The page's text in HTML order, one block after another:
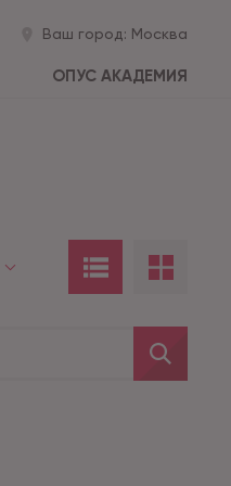
Ваш город: Москва
ОПУС АКАДЕМИЯ